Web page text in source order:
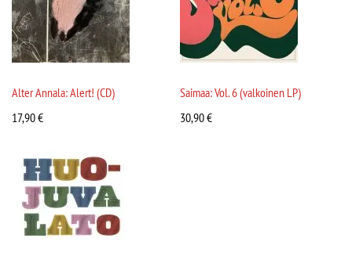
Alter Annala: Alert! (CD)
17,90€
Saimaa: Vol. 6 (valkoinen LP)
30,90€